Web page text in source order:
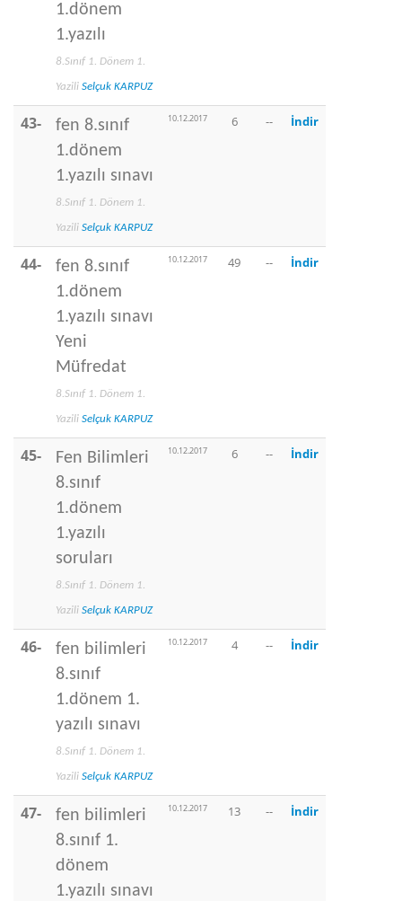
1.dönem
1.yazılı
8.Sınıf 1. Dönem 1.
Yazili Selçuk KARPUZ
43-
fen 8.sınıf
1.dönem
1.yazılı sınavı
8.Sınıf 1. Dönem 1.
Yazili Selçuk KARPUZ
10.12.2017 6 -- İndir
44-
fen 8.sınıf
1.dönem
1.yazılı sınavı
Yeni
Müfredat
8.Sınıf 1. Dönem 1.
Yazili Selçuk KARPUZ
10.12.2017 49 -- İndir
45-
Fen Bilimleri
8.sınıf
1.dönem
1.yazılı
soruları
8.Sınıf 1. Dönem 1.
Yazili Selçuk KARPUZ
10.12.2017 6 -- İndir
46-
fen bilimleri
8.sınıf
1.dönem 1.
yazılı sınavı
8.Sınıf 1. Dönem 1.
Yazili Selçuk KARPUZ
10.12.2017 4 -- İndir
47-
fen bilimleri
8.sınıf 1.
dönem
1.yazılı sınavı
10.12.2017 13 -- İndir